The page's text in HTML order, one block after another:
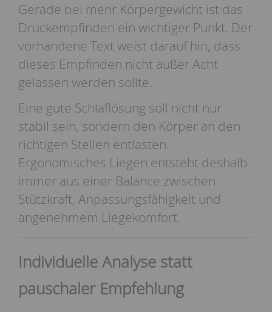
Gerade bei mehr Körpergewicht ist das
Druckempfinden ein wichtiger Punkt. Der
vorhandene Text weist darauf hin, dass
dieses Empfinden nicht außer Acht
gelassen werden sollte.
Eine gute Schlaflösung soll nicht nur
stabil sein, sondern den Körper an den
richtigen Stellen entlasten.
Ergonomisches Liegen entsteht deshalb
immer aus einer Balance zwischen
Stützkraft, Anpassungsfähigkeit und
angenehmem Liegekomfort.
Individuelle Analyse statt
pauschaler Empfehlung